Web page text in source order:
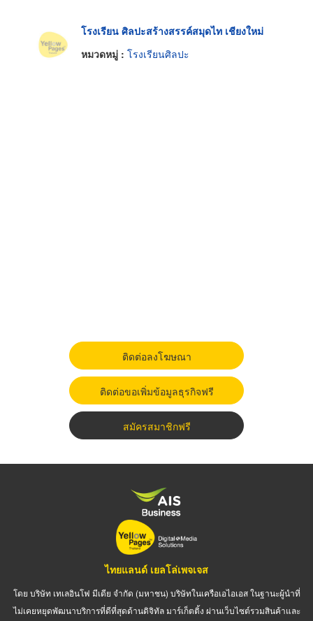
โรงเรียน ศิลปะสร้างสรรค์สมุดไท เชียงใหม่
หมวดหมู่ : โรงเรียนศิลปะ
ติดต่อลงโฆษณา
ติดต่อขอเพิ่มข้อมูลธุรกิจฟรี
สมัครสมาชิกฟรี
ไทยแลนด์ เยลโล่เพจเจส
โดย บริษัท เทเลอินโฟ มีเดีย จำกัด (มหาชน) บริษัทในเครือเอไอเอส ในฐานะผู้นำที่
ไม่เคยหยุดพัฒนาบริการที่ดีที่สุดด้านดิจิทัล มาร์เก็ตติ้ง ผ่านเว็บไซต์รวมสินค้าและ